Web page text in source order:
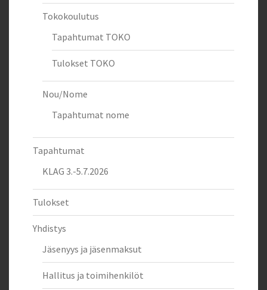
Tokokoulutus
Tapahtumat TOKO
Tulokset TOKO
Nou/Nome
Tapahtumat nome
Tapahtumat
KLAG 3.-5.7.2026
Tulokset
Yhdistys
Jäsenyys ja jäsenmaksut
Hallitus ja toimihenkilöt